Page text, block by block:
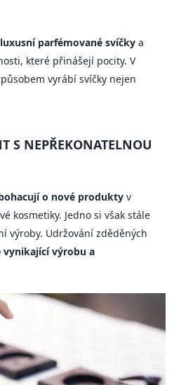
parfémované svíčky a
které přinášejí pocity. V
vyrábí svíčky nejen
S NEPŘEKONATELNOU
o nové produkty v
kosmetiky. Jedno si však stále
výroby. Udržování zděděných
vynikající výrobu a